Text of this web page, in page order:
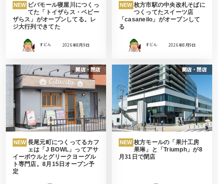
NEW ビバモール寝屋川につくっ
てた「トイザらス・ベビー
ザらス」がオープンしてる。レ
ジ大行列できてた
すどん 2026年8月9日
NEW 枚方市駅の中央改札そばに
つくってたスイーツ店
「casaneilo」がオープンして
る
すどん 2026年8月9日
開店・閉店
NEW 長尾元町につくってるカフ
ェは「J BOWL」ってアサ
イーボウルとグリークヨーグル
ト専門店。8月15日オープン予
定
開店・閉店
NEW 枚方モールの「果汁工房
果琳」と「Triumph」が8
月31日で閉店